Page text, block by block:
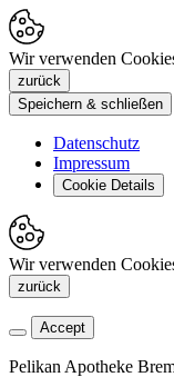
Wir verwenden
zurück
Speichern & schließen
Datenschutz
Impressum
Cookie Details
Wir verwenden
zurück
Accept
Pelikan Apotheke